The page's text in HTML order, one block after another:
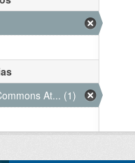
At... (1)